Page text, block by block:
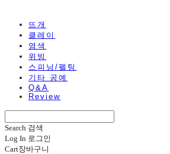
뜨개
클레이
염색
위빙
스피닝/펠팅
기타 공예
Q&A
Review
Search 검색
Log In 로그인
Cart장바구니